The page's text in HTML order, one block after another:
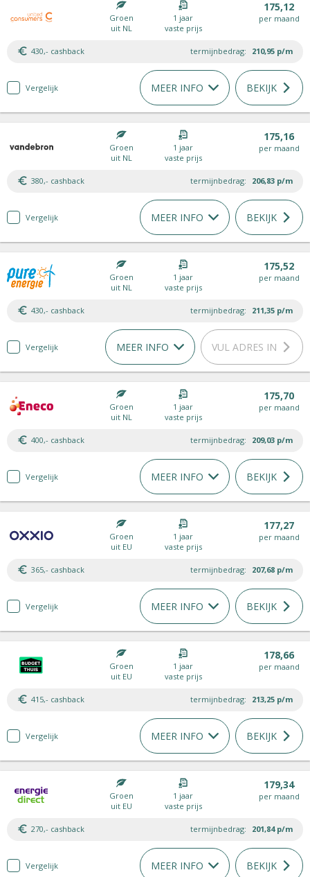
Groen
uit NL
1 jaar
vaste prijs
175,12
per maand
430,- cashback termijnbedrag: 210,95 p/m
Vergelijk MEER INFO BEKIJK
Groen
uit NL
1 jaar
vaste prijs
175,16
per maand
380,- cashback termijnbedrag: 206,83 p/m
Vergelijk MEER INFO BEKIJK
Groen
uit NL
1 jaar
vaste prijs
175,52
per maand
430,- cashback termijnbedrag: 211,35 p/m
Vergelijk MEER INFO VUL ADRES IN
Groen
uit NL
1 jaar
vaste prijs
175,70
per maand
400,- cashback termijnbedrag: 209,03 p/m
Vergelijk MEER INFO BEKIJK
Groen
uit EU
1 jaar
vaste prijs
177,27
per maand
365,- cashback termijnbedrag: 207,68 p/m
Vergelijk MEER INFO BEKIJK
Groen
uit EU
1 jaar
vaste prijs
178,66
per maand
415,- cashback termijnbedrag: 213,25 p/m
Vergelijk MEER INFO BEKIJK
Groen
uit EU
1 jaar
vaste prijs
179,34
per maand
270,- cashback termijnbedrag: 201,84 p/m
Vergelijk MEER INFO BEKIJK